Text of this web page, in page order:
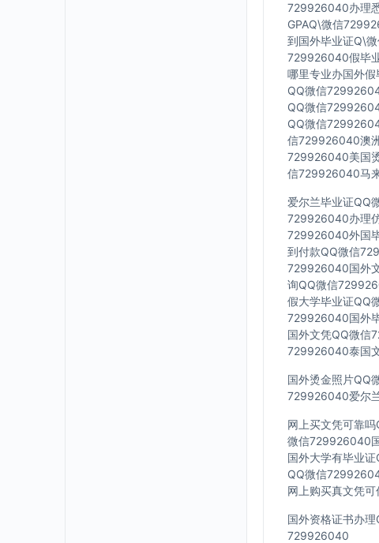
729926040办理
GPAQ\微信
到国外毕业证Q\
729926040假毕
哪里专业办国外
QQ微信
QQ微信
QQ微信
信729926040澳
729926040美国
信729926040马
爱尔兰毕业证QQ
729926040办理
729926040外国
到付款QQ微信
729926040国外
询QQ微信
假大学毕业证QQ
729926040国外
国外文凭QQ微信
729926040泰国
国外烫金照片QQ
729926040爱尔
网上买文凭可靠
微信729926040
国外大学有毕业
QQ微信
网上购买真文凭
国外资格证书办
729926040